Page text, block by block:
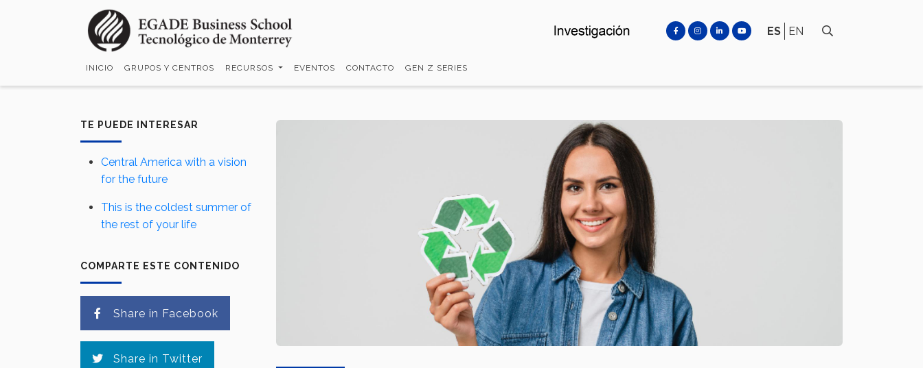
ES EN
INICIO GRUPOS Y CENTROS RECURSOS EVENTOS CONTACTO GEN Z SERIES
TE PUEDE INTERESAR
Central America with a vision
for the future
This is the coldest summer of
the rest of your life
COMPARTE ESTE CONTENIDO
Share in Facebook
Share in Twitter